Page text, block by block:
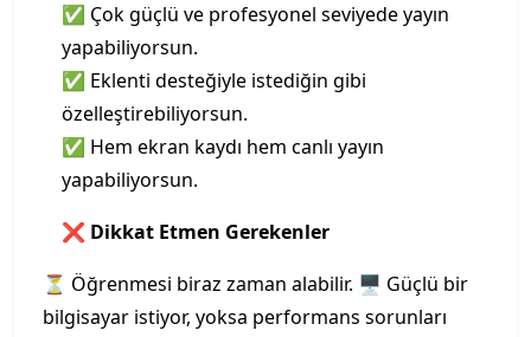
✅ Çok güçlü ve profesyonel seviyede yayın
yapabiliyorsun.
✅ Eklenti desteğiyle istediğin gibi
özelleştirebiliyorsun.
✅ Hem ekran kaydı hem canlı yayın
yapabiliyorsun.
❌ Dikkat Etmen Gerekenler
⏳ Öğrenmesi biraz zaman alabilir. 🖥️ Güçlü bir
bilgisayar istiyor, yoksa performans sorunları